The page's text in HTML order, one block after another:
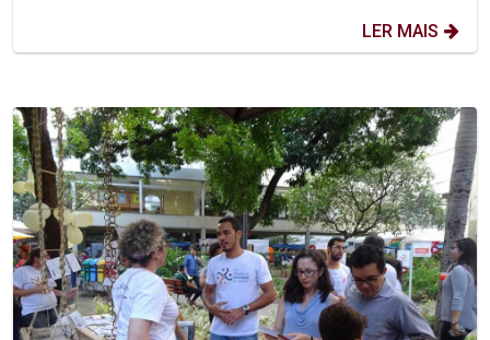
LER MAIS